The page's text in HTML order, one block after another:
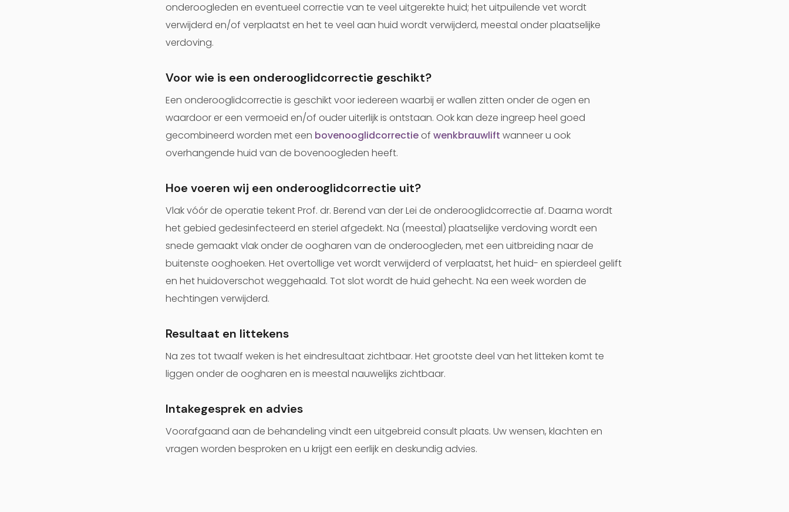
onderoogleden en eventueel correctie van te veel uitgerekte huid; het uitpuilende vet wordt
verwijderd en/of verplaatst en het te veel aan huid wordt verwijderd, meestal onder plaatselijke
verdoving.
Voor wie is een onderooglidcorrectie geschikt?
Een onderooglidcorrectie is geschikt voor iedereen waarbij er wallen zitten onder de ogen en
waardoor er een vermoeid en/of ouder uiterlijk is ontstaan. Ook kan deze ingreep heel goed
gecombineerd worden met een bovenooglidcorrectieof wenkbrauwlift wanneer u ook
overhangende huid van de bovenoogleden heeft.
Hoe voeren wij een onderooglidcorrectie uit?
Vlak vóór de operatie tekent Prof. dr. Berend van der Lei de onderooglidcorrectie af. Daarna wordt
het gebied gedesinfecteerd en steriel afgedekt. Na (meestal) plaatselijke verdoving wordt een
snede gemaakt vlak onder de oogharen van de onderoogleden, met een uitbreiding naar de
buitenste ooghoeken. Het overtollige vet wordt verwijderd of verplaatst, het huid- en spierdeel gelift
en het huidoverschot weggehaald. Tot slot wordt de huid gehecht. Na een week worden de
hechtingen verwijderd.
Resultaat en littekens
Na zes tot twaalf weken is het eindresultaat zichtbaar. Het grootste deel van het litteken komt te
liggen onder de oogharen en is meestal nauwelijks zichtbaar.
Intakegesprek en advies
Voorafgaand aan de behandeling vindt een uitgebreid consult plaats. Uw wensen, klachten en
vragen worden besproken en u krijgt een eerlijk en deskundig advies.